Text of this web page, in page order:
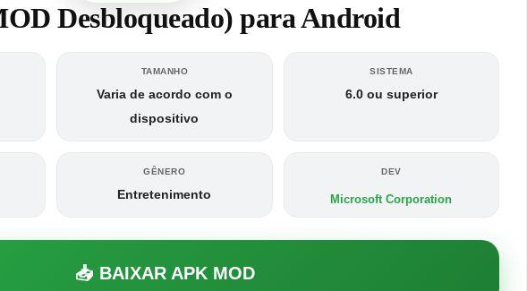
Desbloqueado) para Android
TAMANHO
Varia de acordo com o
dispositivo
SISTEMA
6.0 ou superior
GÊNERO
Entretenimento
DEV
Microsoft Corporation
📥 BAIXAR APK MOD